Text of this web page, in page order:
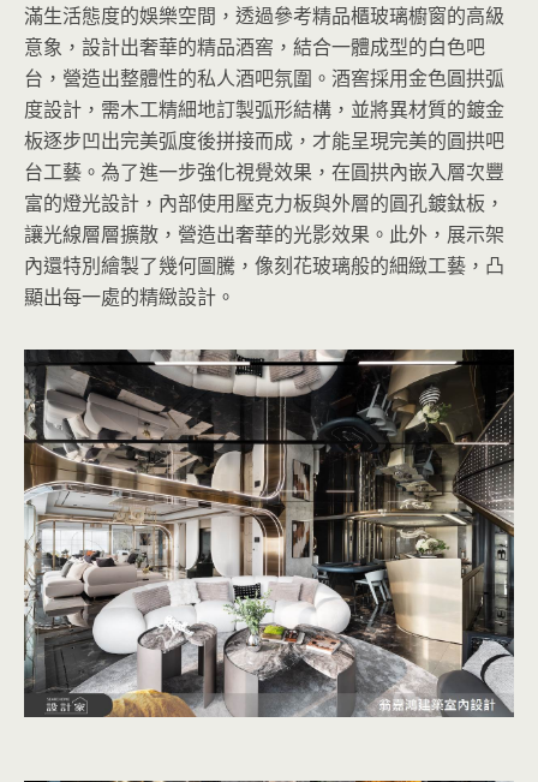
滿生活態度的娛樂空間，透過參考精品櫃玻璃櫥窗的高級
意象，設計出奢華的精品酒窖，結合一體成型的白色吧
台，營造出整體性的私人酒吧氛圍。酒窖採用金色圓拱弧
度設計，需木工精細地訂製弧形結構，並將異材質的鍍金
板逐步凹出完美弧度後拼接而成，才能呈現完美的圓拱吧
台工藝。為了進一步強化視覺效果，在圓拱內嵌入層次豐
富的燈光設計，內部使用壓克力板與外層的圓孔鍍鈦板，
讓光線層層擴散，營造出奢華的光影效果。此外，展示架
內還特別繪製了幾何圖騰，像刻花玻璃般的細緻工藝，凸
顯出每一處的精緻設計。